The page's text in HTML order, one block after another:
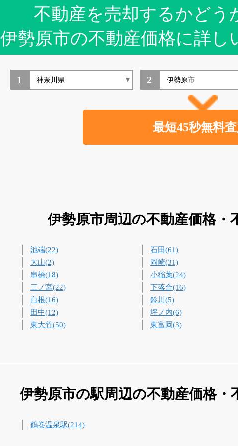
不動産を売却するかどう
伊勢原市の不動産価格に詳し
1 2
伊勢原市周辺の不動産価格・
池端(22) 石田(61)
大山(2) 岡崎(31)
串橋(18) 小稲葉(24)
三ノ宮(22) 下落合(16)
白根(16) 鈴川(5)
田中(12) 坪ノ内(6)
東大竹(50) 東富岡(3)
伊勢原市の駅周辺の不動産価格・
鶴巻温泉駅(214)